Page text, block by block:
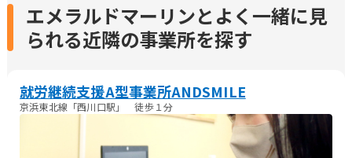
エメラルドマーリンとよく一緒に見
られる近隣の事業所を探す
就労継続支援A型事業所ANDSMILE
京浜東北線「西川口駅」 徒歩１分